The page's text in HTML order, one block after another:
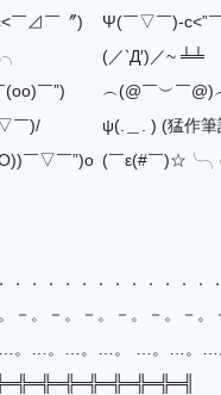
￣⊿￣〞)
Ψ(￣▽￣)-c<”
(／‵Д′)／~ ╧╧
￣”)
︵(@￣︶￣
￣)/
ψ(.＿. ) (猛作筆
￣▽￣”)o (￣ε(#￣
．．．．．．．．．．．
－。－。－。－。－。－。
。…。…。…。 …。…。…